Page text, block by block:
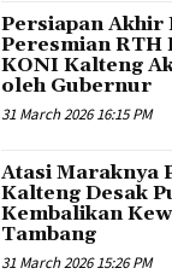
Persiapan Akhir
Peresmian RTH
KONI Kalteng
oleh Gubernur
31 March 2026 16:15 PM
Atasi Maraknya
Kalteng Desak
Kembalikan
Tambang
31 March 2026 15:26 PM